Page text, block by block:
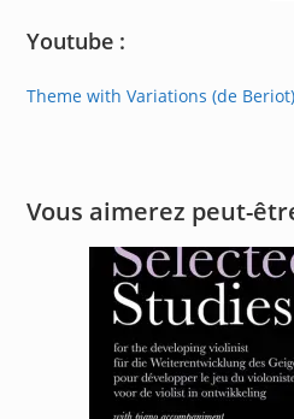
Youtube :
Theme with Variations (de Beriot)
Vous aimerez peut-